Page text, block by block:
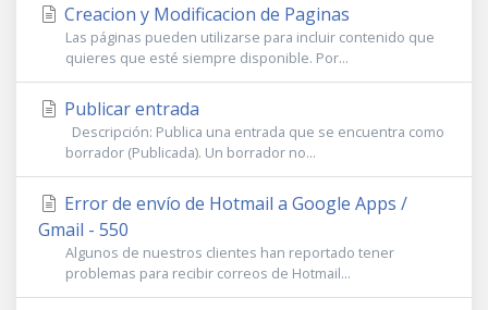
Creacion y Modificacion de Paginas
Las páginas pueden utilizarse para incluir contenido que
quieres que esté siempre disponible. Por...
Publicar entrada
Descripción: Publica una entrada que se encuentra como
borrador (Publicada). Un borrador no...
Error de envío de Hotmail a Google Apps /
Gmail - 550
Algunos de nuestros clientes han reportado tener
problemas para recibir correos de Hotmail...